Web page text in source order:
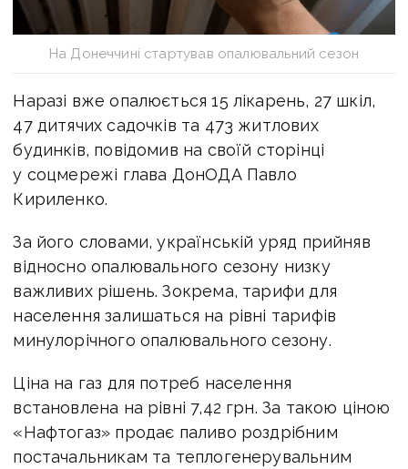
На Донеччині стартував опалювальний сезон
Наразі вже опалюється 15 лікарень, 27 шкіл,
47 дитячих садочків та 473 житлових
будинків, повідомив на своїй сторінці
у соцмережі глава ДонОДА Павло
Кириленко.
За його словами, українській уряд прийняв
відносно опалювального сезону низку
важливих рішень. Зокрема, тарифи для
населення залишаться на рівні тарифів
минулорічного опалювального сезону.
Ціна на газ для потреб населення
встановлена на рівні 7,42 грн. За такою ціною
«Нафтогаз» продає паливо роздрібним
постачальникам та теплогенерувальним